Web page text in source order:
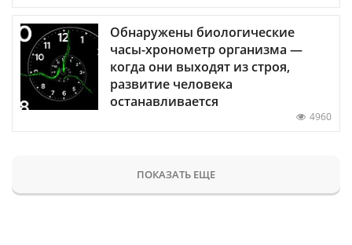
Обнаружены биологические
часы-хронометр организма —
когда они выходят из строя,
развитие человека
останавливается
4960
ПОКАЗАТЬ ЕЩЕ